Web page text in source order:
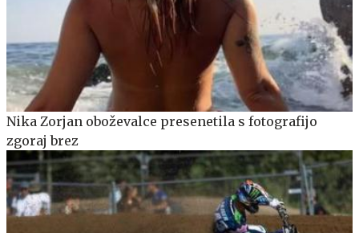
Nika Zorjan oboževalce presenetila s fotografijo
zgoraj brez